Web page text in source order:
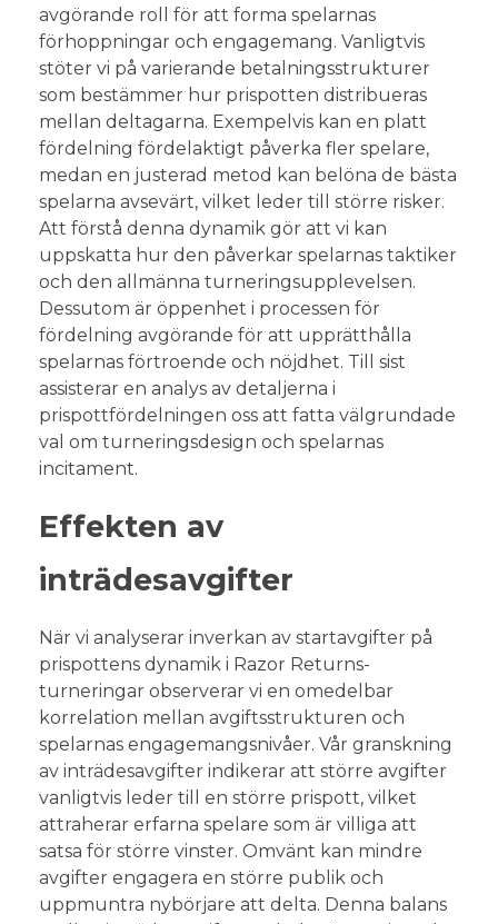
avgörande roll för att forma spelarnas
förhoppningar och engagemang. Vanligtvis
stöter vi på varierande betalningsstrukturer
som bestämmer hur prispotten distribueras
mellan deltagarna. Exempelvis kan en platt
fördelning fördelaktigt påverka fler spelare,
medan en justerad metod kan belöna de bästa
spelarna avsevärt, vilket leder till större risker.
Att förstå denna dynamik gör att vi kan
uppskatta hur den påverkar spelarnas taktiker
och den allmänna turneringsupplevelsen.
Dessutom är öppenhet i processen för
fördelning avgörande för att upprätthålla
spelarnas förtroende och nöjdhet. Till sist
assisterar en analys av detaljerna i
prispottfördelningen oss att fatta välgrundade
val om turneringsdesign och spelarnas
incitament.
Effekten av
inträdesavgifter
När vi analyserar inverkan av startavgifter på
prispottens dynamik i Razor Returns-
turneringar observerar vi en omedelbar
korrelation mellan avgiftsstrukturen och
spelarnas engagemangsnivåer. Vår granskning
av inträdesavgifter indikerar att större avgifter
vanligtvis leder till en större prispott, vilket
attraherar erfarna spelare som är villiga att
satsa för större vinster. Omvänt kan mindre
avgifter engagera en större publik och
uppmuntra nybörjare att delta. Denna balans